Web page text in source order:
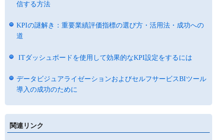
信する方法
KPIの謎解き：重要業績評価指標の選び方・活用法・成功への
道
ITダッシュボードを使用して効果的なKPI設定をするには
データビジュアライゼーションおよびセルフサービスBIツール
導入の成功のために
関連リンク